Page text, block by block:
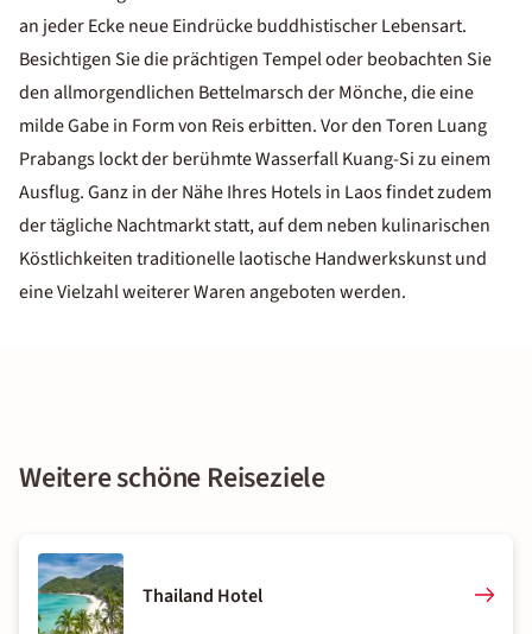
an jeder Ecke neue Eindrücke buddhistischer Lebensart.
Besichtigen Sie die prächtigen Tempel oder beobachten Sie
den allmorgendlichen Bettelmarsch der Mönche, die eine
milde Gabe in Form von Reis erbitten. Vor den Toren Luang
Prabangs lockt der berühmte Wasserfall Kuang-Si zu einem
Ausflug. Ganz in der Nähe Ihres Hotels in Laos findet zudem
der tägliche Nachtmarkt statt, auf dem neben kulinarischen
Köstlichkeiten traditionelle laotische Handwerkskunst und
eine Vielzahl weiterer Waren angeboten werden.
Weitere schöne Reiseziele
Thailand Hotel